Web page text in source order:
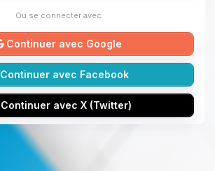
Ou se connecter avec
Continuer avec Google
Continuer avec Facebook
Continuer avec X (Twitter)